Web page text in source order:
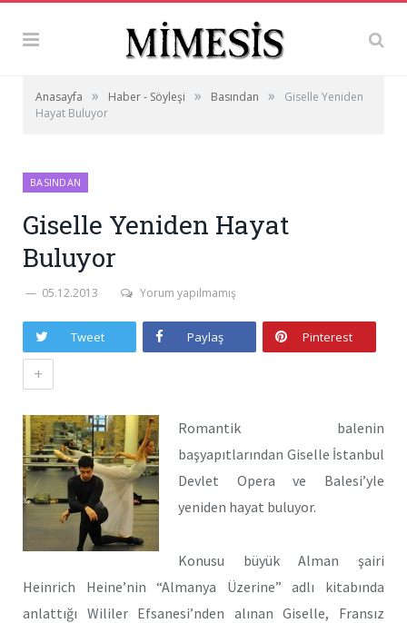
Anasayfa » Haber - Söyleşi » Basından »
Giselle Yeniden
Hayat Buluyor
BASINDAN
Giselle Yeniden Hayat
Buluyor
05.12.2013 Yorum yapılmamış
Tweet Paylaş Pinterest
+
Romantik balenin
başyapıtlarından Giselle İstanbul
Devlet Opera ve Balesi’yle
yeniden hayat buluyor.
Konusu büyük Alman şairi
Heinrich Heine’nin “Almanya Üzerine” adlı kitabında
anlattığı Wililer Efsanesi’nden alınan Giselle, Fransız